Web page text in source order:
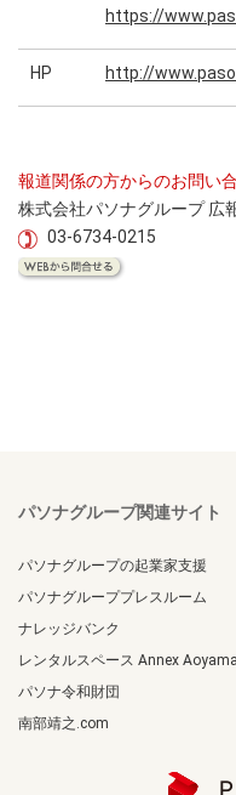
https://
HP http://
報道関係の方からのお問い
株式会社パソナグループ 広
03-6734-0215
パソナグループ関連サイト
パソナグループの起業家支援
パソナグループプレスルーム
ナレッジバンク
レンタルスペース Annex Aoyama
パソナ令和財団
南部靖之.com